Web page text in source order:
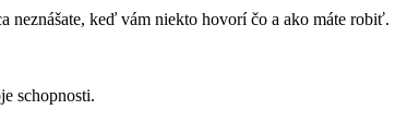
neznášate, keď vám niekto hovorí čo a ako máte robiť.
schopnosti.